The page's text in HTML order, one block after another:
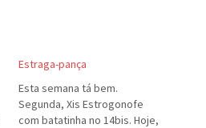
Estraga-pança
Esta semana tá bem.
Segunda, Xis Estrogonofe
com batatinha no 14bis. Hoje,